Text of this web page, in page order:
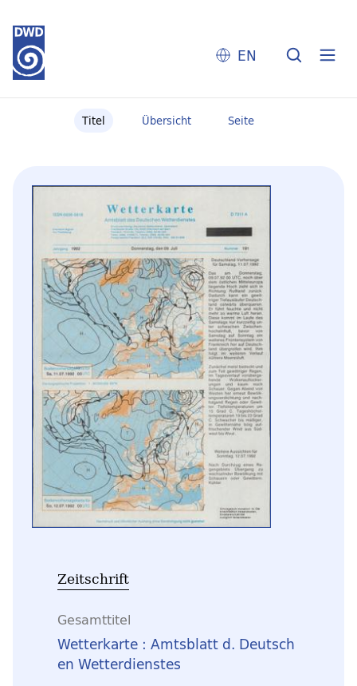
EN
Titel Übersicht Seite
Zeitschrift
Gesamttitel
Wetterkarte : Amtsblatt d. Deutsch
en Wetterdienstes